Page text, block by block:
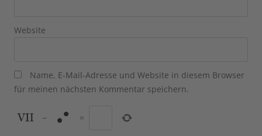
Website
Name, E-Mail-Adresse und Website in diesem Browser
für meinen nächsten Kommentar speichern.
− =